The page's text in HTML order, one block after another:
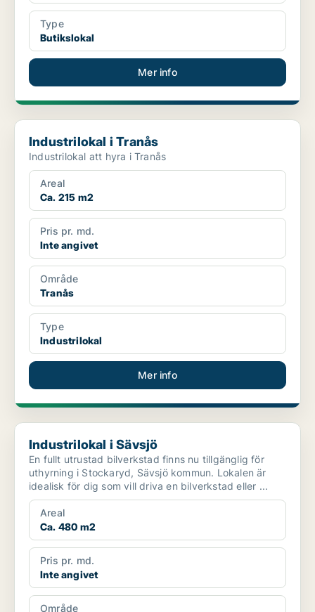
Type
Butikslokal
Mer info
Industrilokal i Tranås
Industrilokal i Tranås
Industrilokal att hyra i Tranås
Areal
Ca. 215 m2
Pris pr. md.
Inte angivet
Område
Tranås
Type
Industrilokal
Mer info
Industrilokal i Sävsjö
Industrilokal i Sävsjö
En fullt utrustad bilverkstad finns nu tillgänglig för
uthyrning i Stockaryd, Sävsjö kommun. Lokalen är
idealisk för dig som vill driva en bilverkstad eller ...
Areal
Ca. 480 m2
Pris pr. md.
Inte angivet
Område